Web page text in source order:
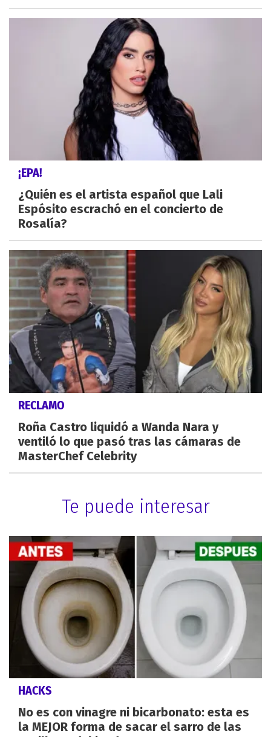
¡EPA!
¿Quién es el artista español que Lali
Espósito escrachó en el concierto de
Rosalía?
RECLAMO
Roña Castro liquidó a Wanda Nara y
ventiló lo que pasó tras las cámaras de
MasterChef Celebrity
Te puede interesar
HACKS
No es con vinagre ni bicarbonato: esta es
la MEJOR forma de sacar el sarro de las